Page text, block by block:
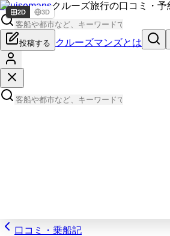
Cruisemansクルーズ旅行の口コミ・予
投稿する クルーズマンズとは
口コミ・乗船記
2D 3D